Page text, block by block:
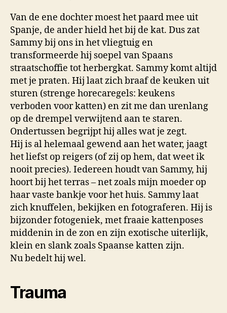
Van de ene dochter moest het paard mee uit
Spanje, de ander hield het bij de kat. Dus zat
Sammy bij ons in het vliegtuig en
transformeerde hij soepel van Spaans
straatschoffie tot herbergkat. Sammy komt altijd
met je praten. Hij laat zich braaf de keuken uit
sturen (strenge horecaregels: keukens
verboden voor katten) en zit me dan urenlang
op de drempel verwijtend aan te staren.
Ondertussen begrijpt hij alles wat je zegt.
Hij is al helemaal gewend aan het water, jaagt
het liefst op reigers (of zij op hem, dat weet ik
nooit precies). Iedereen houdt van Sammy, hij
hoort bij het terras – net zoals mijn moeder op
haar vaste bankje voor het huis. Sammy laat
zich knuffelen, bekijken en fotograferen. Hij is
bijzonder fotogeniek, met fraaie kattenposes
middenin in de zon en zijn exotische uiterlijk,
klein en slank zoals Spaanse katten zijn.
Nu bedelt hij wel.
Trauma